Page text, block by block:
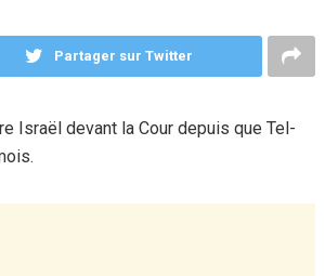
Partager sur Twitter
Israël devant la Cour depuis que Tel-